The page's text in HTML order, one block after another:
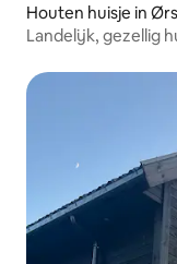
Houten huisje in
Landelijk, gezellig